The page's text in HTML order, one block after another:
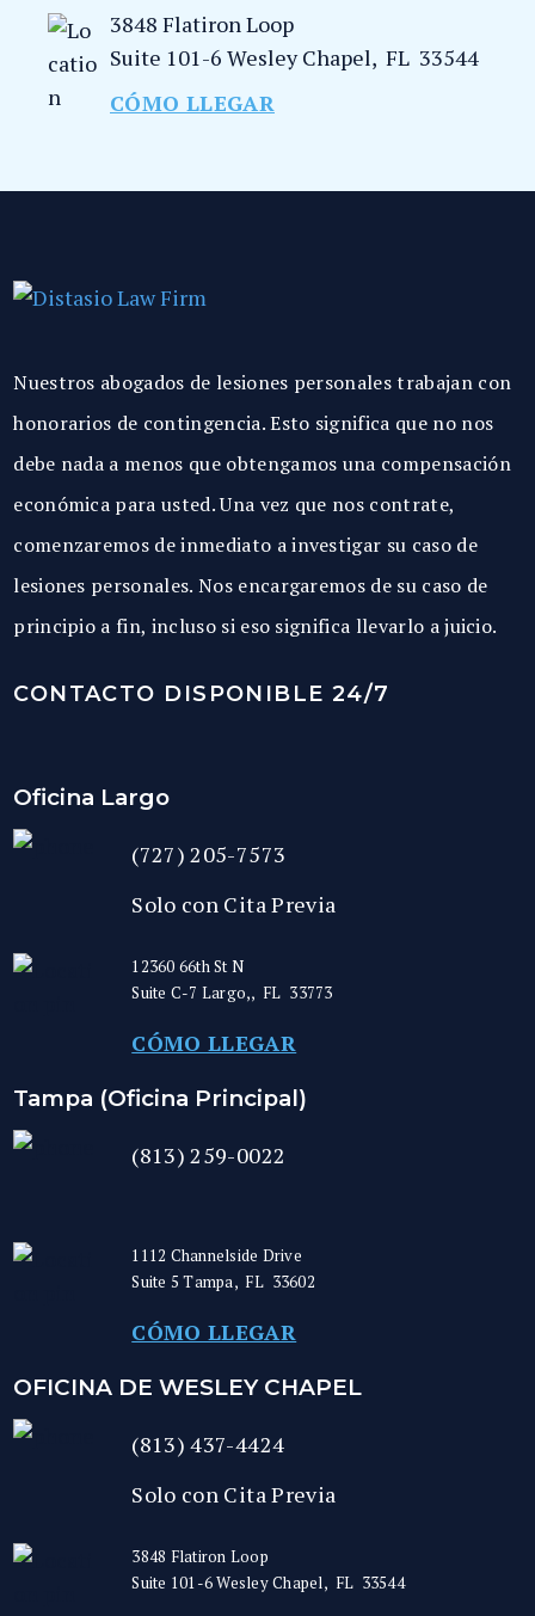
3848 Flatiron Loop
Suite 101-6 Wesley Chapel, FL 33544
CÓMO LLEGAR
Nuestros abogados de lesiones personales trabajan con
honorarios de contingencia. Esto significa que no nos
debe nada a menos que obtengamos una compensación
económica para usted. Una vez que nos contrate,
comenzaremos de inmediato a investigar su caso de
lesiones personales. Nos encargaremos de su caso de
principio a fin, incluso si eso significa llevarlo a juicio.
CONTACTO DISPONIBLE 24/7
Oficina Largo
(727) 205-7573
Solo con Cita Previa
12360 66th St N
Suite C-7 Largo,, FL 33773
CÓMO LLEGAR
Tampa (Oficina Principal)
(813) 259-0022
1112 Channelside Drive
Suite 5Tampa, FL 33602
CÓMO LLEGAR
OFICINA DE WESLEY CHAPEL
(813) 437-4424
Solo con Cita Previa
3848 Flatiron Loop
Suite 101-6Wesley Chapel, FL 33544